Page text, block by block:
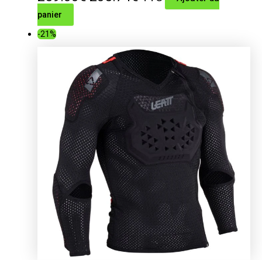
était :
259.00€.
est :
205.74€.
panier
-21%